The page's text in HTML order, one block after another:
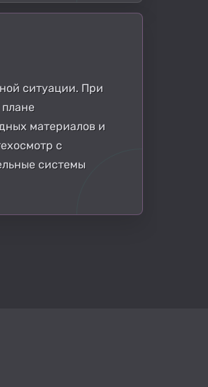
ситуации. При
материалов и
с
системы